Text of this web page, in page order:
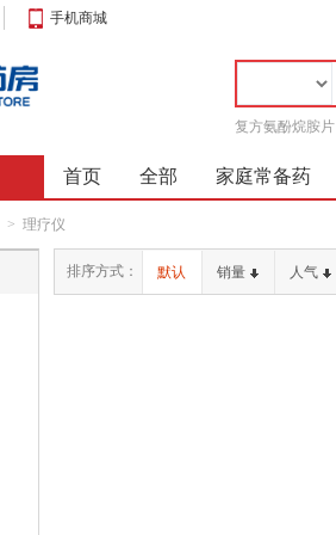
手机商城
复方氨酚烷胺片
首页 全部 家庭常备药
> 理疗仪
排序方式： 默认 销量 人气